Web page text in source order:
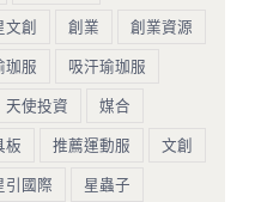
文創 創業
創業資源
珈服
吸汗瑜珈服
天使投資
媒合
板 推薦運動服
文創
引國際 星蟲子